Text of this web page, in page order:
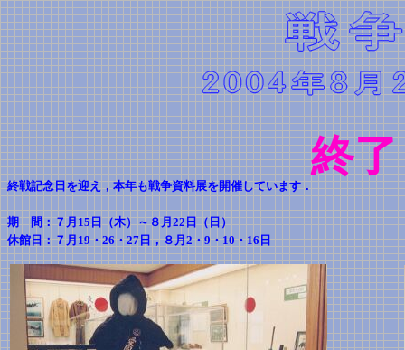
終
終戦記念日を迎え，本年も戦争資料展を開催しています．
期 間：７月15日（木）～８月22日（日）
休館日：７月19・26・27日，８月2・9・10・16日